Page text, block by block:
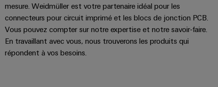
mesure. Weidmüller est votre partenaire idéal pour les
connecteurs pour circuit imprimé et les blocs de jonction PCB.
Vous pouvez compter sur notre expertise et notre savoir-faire.
En travaillant avec vous, nous trouverons les produits qui
répondent à vos besoins.